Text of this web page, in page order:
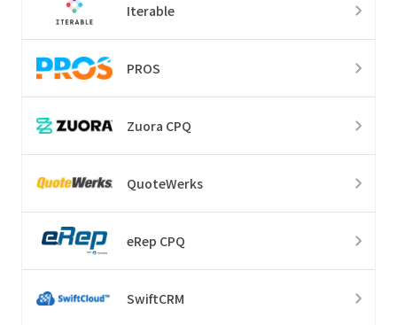
Iterable
PROS
Zuora CPQ
QuoteWerks
eRep CPQ
SwiftCRM